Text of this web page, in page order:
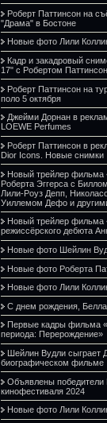
Роберт Паттинсон на
"Драма" в Бостоне
Новые фото Лили
Кадр и закадровый
17" с Робертом
Роберт Паттинсон на
поло 5 октября
Джейми Дорнан в
LOEWE Perfumes
Роберт Паттинсон в
Dior Icons. Новые снимки
Новый трейлер фильма
Роберта Эггерса с
Лили-Роуз Депп,
Уиллемом Дефо и
Новый трейлер фильма
режиссёрского дебюта
Новые фото Шейлин
Новые фото Роберта
Новые фото Лили
С днем рождения,
Первые кадры фильма
периода: Перерождение»
Шейлин Вудли сыграет
биографическом фильме
Объявлены победители
кинофестиваля 2024
Новые фото Лили